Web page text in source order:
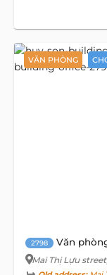
VĂN PHÒNG
2798 Văn
Mai Thị Lựu street